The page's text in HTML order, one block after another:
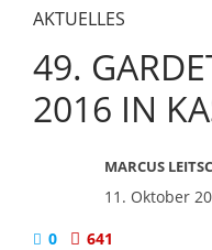
AKTUELLES
49.
2016 IN
MARCUS
11. Oktober
0
641